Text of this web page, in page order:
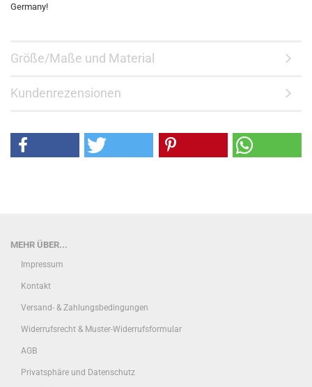
Germany!
Größe/Maße und Material
Kundenrezensionen
MEHR ÜBER...
Impressum
Kontakt
Versand- & Zahlungsbedingungen
Widerrufsrecht & Muster-Widerrufsformular
AGB
Privatsphäre und Datenschutz